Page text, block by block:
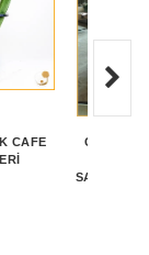
CAFE
CAFE
SANDALYE